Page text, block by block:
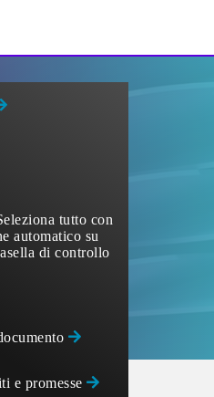
tutto con
automatico su
di controllo
e promesse